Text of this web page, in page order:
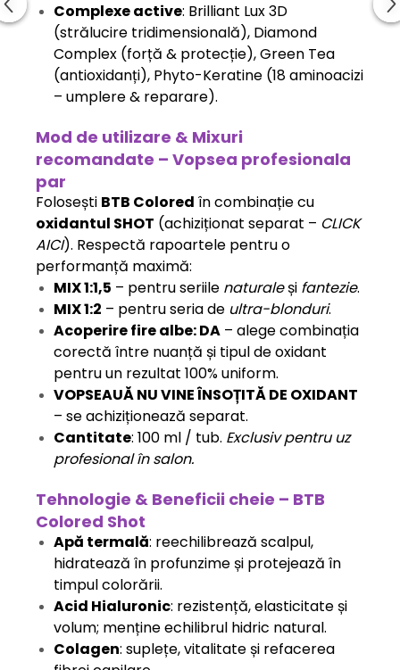
Complexe active: Brilliant Lux 3D
(strălucire tridimensională), Diamond
Complex (forță & protecție), Green Tea
(antioxidanți), Phyto-Keratine (18 aminoacizi
– umplere & reparare).
Mod de utilizare & Mixuri
recomandate – Vopsea profesionala
par
Folosești BTB Colored în combinație cu
oxidantul SHOT (achiziționat separat – CLICK
AICI). Respectă rapoartele pentru o
performanță maximă:
MIX 1:1,5 – pentru seriile naturaleși fantezie.
MIX 1:2 – pentru seria de ultra-blonduri.
Acoperire fire albe: DA – alege combinația
corectă între nuanță și tipul de oxidant
pentru un rezultat 100% uniform.
VOPSEAUĂ NU VINE ÎNSOȚITĂ DE OXIDANT
– se achiziționează separat.
Cantitate: 100 ml / tub. Exclusiv pentru uz
profesional în salon.
Tehnologie & Beneficii cheie – BTB
Colored Shot
Apă termală: reechilibrează scalpul,
hidratează în profunzime și protejează în
timpul colorării.
Acid Hialuronic: rezistență, elasticitate și
volum; menține echilibrul hidric natural.
Colagen: suplețe, vitalitate și refacerea